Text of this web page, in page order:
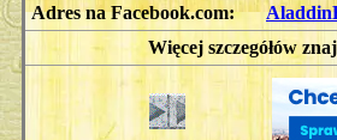
Adres na Facebook.com:
Więcej szczegółów